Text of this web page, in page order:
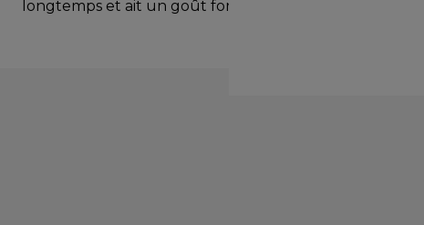
longtemps et ait un goût formidable.